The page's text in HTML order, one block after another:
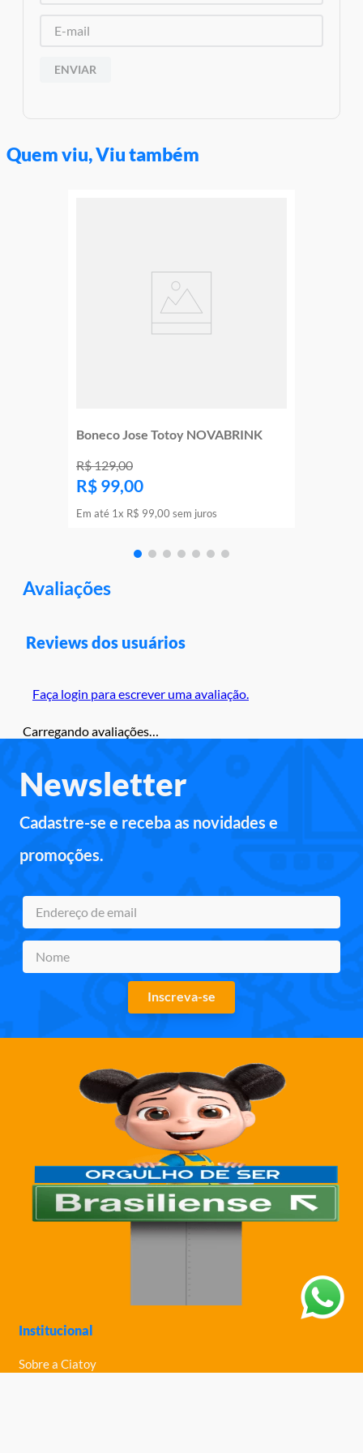
Garantia:3 Meses Contra Defeito de Fabricação
ENVIAR
Quem viu, Viu também
Boneco Jose Totoy NOVABRINK
R$129,00
R$ 99,00
Em até 1x R$ 99,00 sem juros
Avaliações
Reviews dos usuários
Faça login para escrever uma avaliação.
Carregando avaliações…
Newsletter
Cadastre-se e receba as novidades e
promoções.
Inscreva-se
Institucional
Sobre a Ciatoy